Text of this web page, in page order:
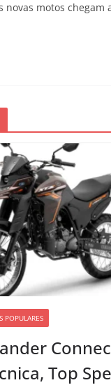
novas motos chegam
POPULARES
Top